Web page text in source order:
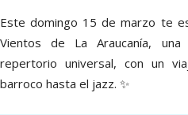
Este domingo 15 de marzo te
Vientos de La Araucanía, una
repertorio universal, con un
barroco hasta el jazz. ✨